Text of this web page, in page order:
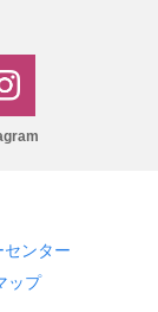
センター
ップ